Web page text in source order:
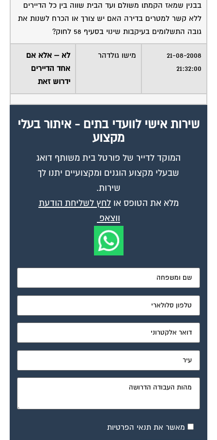
בבנין שמאז הקמתו משולם ועד הבית שווה בין כל הדיירים
ללא קשר למטרים בדירה האם יש צורך או הכרח לשנות את
גובה התשלומים בעיקבות שינוי בסעיף 58 לחוק?
21-08-2008
21:32:00
מישו גולדהר
לא – אלא אם
אחד הדיירים
ידרוש זאת
שירות אישי לוועדי בתים - איתור בעלי
מקצוע
המוקד לדייר של פורטל בית משותף דואג
שבעלי מקצוע הוגנים ומקצועיים יתנו לך
שירות.
מלא את הטופס אולחץ לשליחת הודעת
ווצאפ
מאשר את תנאי הפרטיות